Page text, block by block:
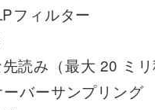
フィルター
読み（最大 20 ミリ
バーサンプリング